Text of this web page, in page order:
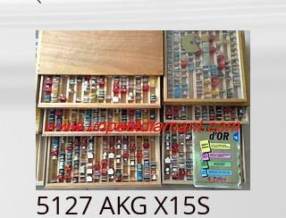
5127 AKG X15S